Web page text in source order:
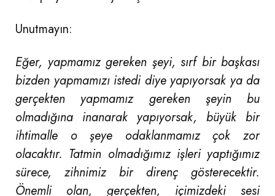
Unutmayın:
Eğer, yapmamız gereken şeyi, sırf bir başkası
bizden yapmamızı istedi diye yapıyorsak ya da
gerçekten yapmamız gereken şeyin bu
olmadığına inanarak yapıyorsak, büyük bir
ihtimalle o şeye odaklanmamız çok zor
olacaktır. Tatmin olmadığımız işleri yaptığımız
sürece, zihnimiz bir direnç gösterecektir.
Önemli olan, gerçekten, içimizdeki sesi